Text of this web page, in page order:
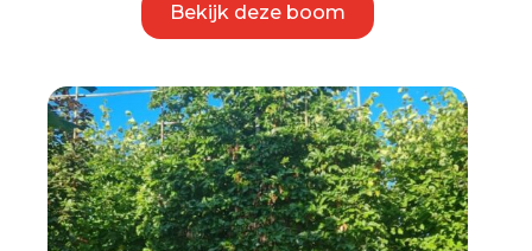
Bekijk deze boom
product
heeft
variaties.
Deze
optie
kan
gekozen
worden
op
de